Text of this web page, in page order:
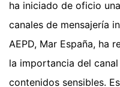
ha iniciado de oficio
canales de mensajería
AEPD, Mar España, ha
la importancia del
contenidos sensibles.